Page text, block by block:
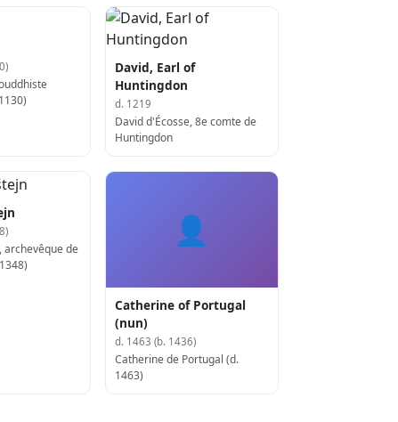
David, Earl of
Huntingdon
d. 1219
David d'Écosse, 8e comte de
Huntingdon
archevêque de
👤
Catherine of Portugal
(nun)
d. 1463 (b. 1436)
Catherine de Portugal (d.
1463)